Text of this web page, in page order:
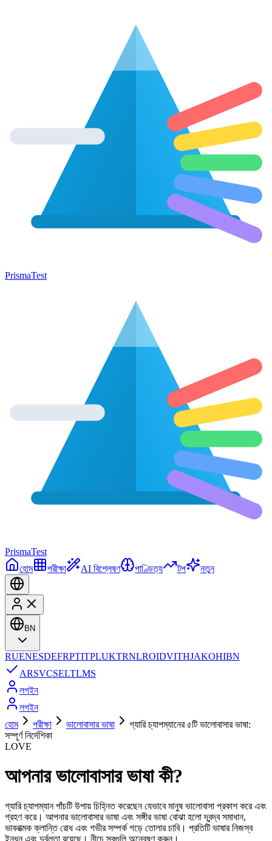
PrismaTest
PrismaTest
হোম
পরীক্ষা AI বিশ্লেষণ পাণ্ডিত্য টপ নতুন
BN
RUENESDEFRPTITPLUKTRNLROIDVITHJAKOHIBN
ARSVCSELTLMS
লগইন
লগইন
হোম
পরীক্ষা ভালোবাসার ভাষা
গ্যারি চ্যাপম্যানের ৫টি ভালোবাসার ভাষা:
সম্পূর্ণ নির্দেশিকা
LOVE
আপনার ভালোবাসার ভাষা কী?
গ্যারি চ্যাপম্যান পাঁচটি উপায় চিহ্নিত করেছেন যেভাবে মানুষ ভালোবাসা প্রকাশ করে এবং
গ্রহণ করে। আপনার ভালোবাসার ভাষা এবং সঙ্গীর ভাষা বোঝা হলো দ্বন্দ্ব সমাধান,
ভাবনাত্মক ক্লান্তি রোধ এবং গভীর সম্পর্ক গড়ে তোলার চাবি। প্রতিটি ভাষার নিজস্ব
ইন্ধন এবং দুর্বলতা রয়েছে। নীচে সবগুলি অন্বেষণ করুন।